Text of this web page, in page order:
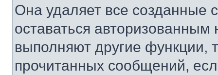
Она удаляет все созданные
оставаться
выполняют другие функции,
прочитанных сообщений,